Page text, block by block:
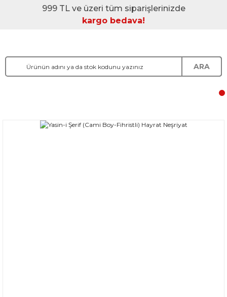
999 TL ve üzeri tüm siparişlerinizde
kargo bedava!
ARA